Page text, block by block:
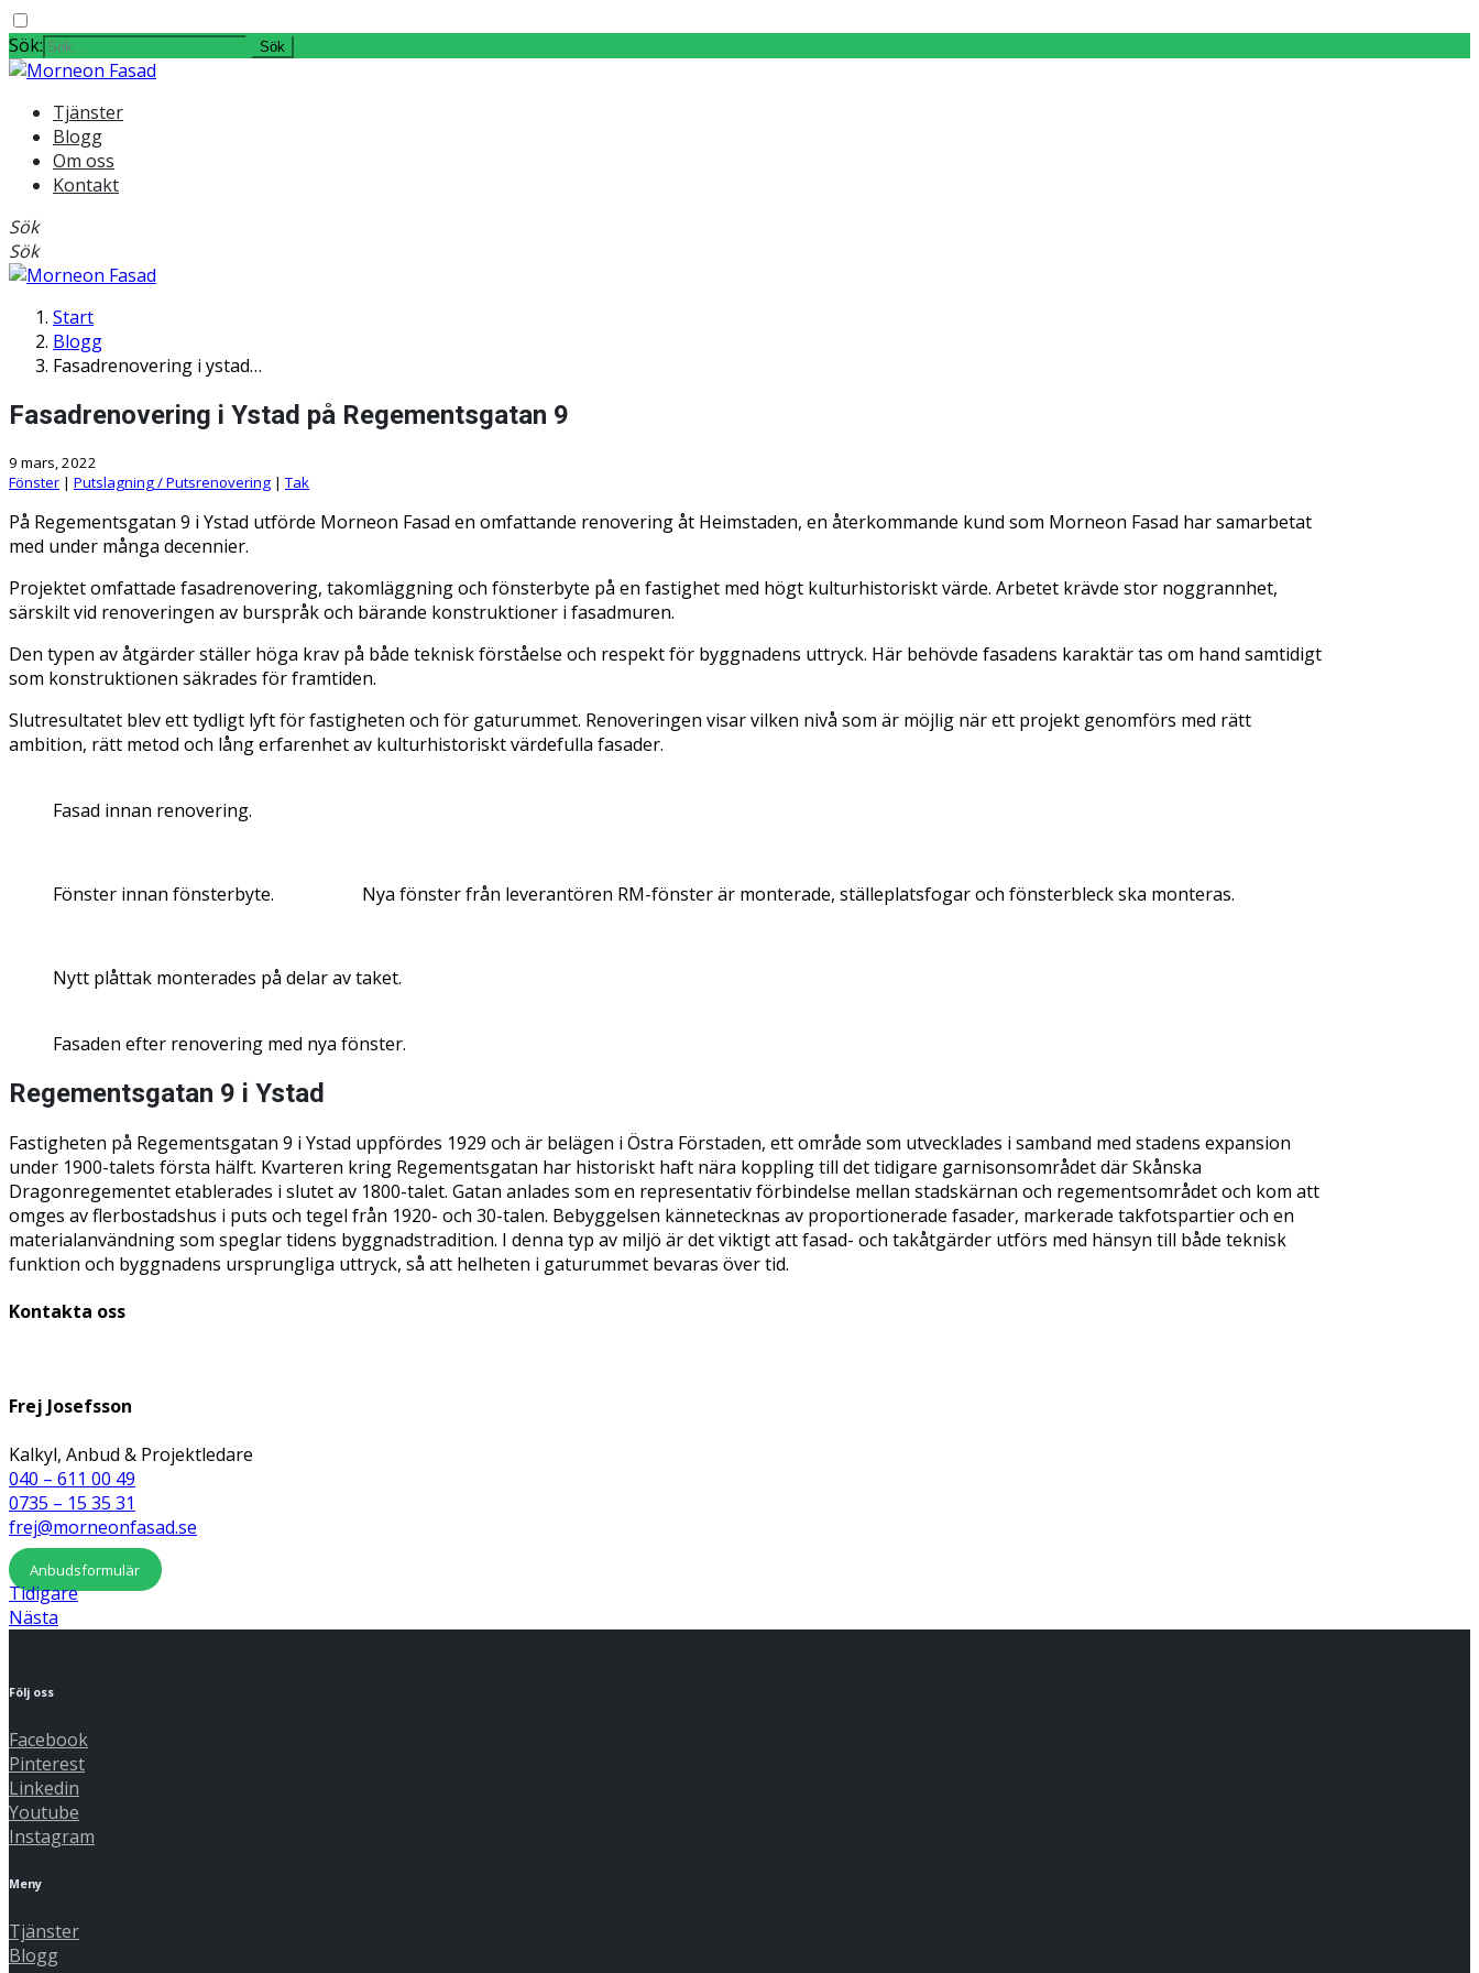
Sök:
Tjänster
Blogg
Om oss
Kontakt
Sök
Sök
Start
Blogg
Fasadrenovering i ystad…
Fasadrenovering i Ystad på Regementsgatan 9
9 mars, 2022
Fönster | Putslagning / Putsrenovering |Tak
På Regementsgatan 9 i Ystad utförde Morneon Fasad en omfattande renovering åt Heimstaden, en återkommande kund som Morneon Fasad har samarbetat
med under många decennier.
Projektet omfattade fasadrenovering, takomläggning och fönsterbyte på en fastighet med högt kulturhistoriskt värde. Arbetet krävde stor noggrannhet,
särskilt vid renoveringen av burspråk och bärande konstruktioner i fasadmuren.
Den typen av åtgärder ställer höga krav på både teknisk förståelse och respekt för byggnadens uttryck. Här behövde fasadens karaktär tas om hand samtidigt
som konstruktionen säkrades för framtiden.
Slutresultatet blev ett tydligt lyft för fastigheten och för gaturummet. Renoveringen visar vilken nivå som är möjlig när ett projekt genomförs med rätt
ambition, rätt metod och lång erfarenhet av kulturhistoriskt värdefulla fasader.
Fasad innan renovering.
Fönster innan fönsterbyte. Nya fönster från leverantören RM-fönster är monterade, ställeplatsfogar och fönsterbleck ska monteras.
Nytt plåttak monterades på delar av taket.
Fasaden efter renovering med nya fönster.
Regementsgatan 9 i Ystad
Fastigheten på Regementsgatan 9 i Ystad uppfördes 1929 och är belägen i Östra Förstaden, ett område som utvecklades i samband med stadens expansion
under 1900-talets första hälft. Kvarteren kring Regementsgatan har historiskt haft nära koppling till det tidigare garnisonsområdet där Skånska
Dragonregementet etablerades i slutet av 1800-talet. Gatan anlades som en representativ förbindelse mellan stadskärnan och regementsområdet och kom att
omges av flerbostadshus i puts och tegel från 1920- och 30-talen. Bebyggelsen kännetecknas av proportionerade fasader, markerade takfotspartier och en
materialanvändning som speglar tidens byggnadstradition. I denna typ av miljö är det viktigt att fasad- och takåtgärder utförs med hänsyn till både teknisk
funktion och byggnadens ursprungliga uttryck, så att helheten i gaturummet bevaras över tid.
Kontakta oss
Frej Josefsson
Kalkyl, Anbud & Projektledare
040 – 611 00 49
0735 – 15 35 31
frej@morneonfasad.se
Anbudsformulär
Tidigare
Nästa
Följ oss
Facebook
Pinterest
Linkedin
Youtube
Instagram
Meny
Tjänster
Blogg